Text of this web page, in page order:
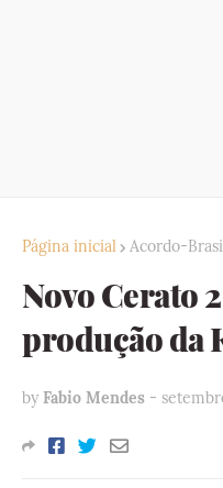
Página inicial Acordo-
Novo Cerato
produção da
by Fabio Mendes -